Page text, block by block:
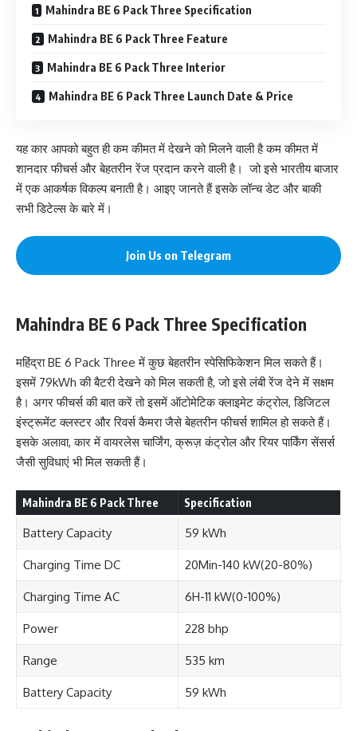
Mahindra BE 6 Pack Three Specification
Mahindra BE 6 Pack Three Feature
Mahindra BE 6 Pack Three Interior
Mahindra BE 6 Pack Three Launch Date & Price
यह कार आपको बहुत ही कम कीमत में देखने को मिलने वाली है कम कीमत में
शानदार फीचर्स और बेहतरीन रेंज प्रदान करने वाली है। जो इसे भारतीय बाजार
में एक आकर्षक विकल्प बनाती है। आइए जानते हैं इसके लॉन्च डेट और बाकी
सभी डिटेल्स के बारे में।
Join Us on Telegram
Mahindra BE 6 Pack Three Specification
महिंद्रा BE 6 Pack Three में कुछ बेहतरीन स्पेसिफिकेशन मिल सकते हैं।
इसमें 79kWh की बैटरी देखने को मिल सकती है, जो इसे लंबी रेंज देने में सक्षम
है। अगर फीचर्स की बात करें तो इसमें ऑटोमेटिक क्लाइमेट कंट्रोल, डिजिटल
इंस्ट्रूमेंट क्लस्टर और रिवर्स कैमरा जैसे बेहतरीन फीचर्स शामिल हो सकते हैं।
इसके अलावा, कार में वायरलेस चार्जिंग, क्रूज़ कंट्रोल और रियर पार्किंग सेंसर्स
जैसी सुविधाएं भी मिल सकती हैं।
Mahindra BE 6 Pack Three Specification
Battery Capacity 59 kWh
Charging Time DC 20Min-140 kW(20-80%)
Charging Time AC 6H-11 kW(0-100%)
Power 228 bhp
Range 535 km
Battery Capacity 59 kWh